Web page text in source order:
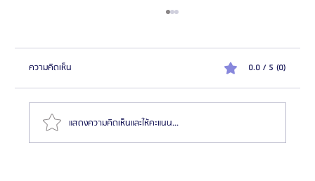
ความคิดเห็น 0.0 / 5 (0)
แสดงความคิดเห็นและให้คะแนน...